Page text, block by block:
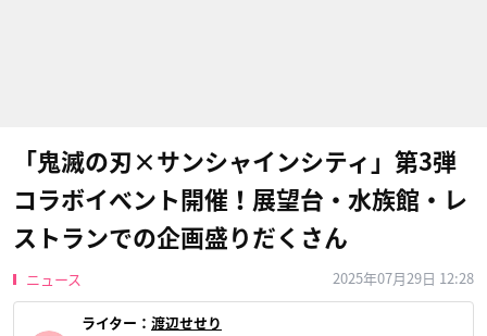
「鬼滅の刃×サンシャインシティ」第3弾
コラボイベント開催！展望台・水族館・レ
ストランでの企画盛りだくさん
ニュース 2025年07月29日 12:28
ライター： 渡辺せせり